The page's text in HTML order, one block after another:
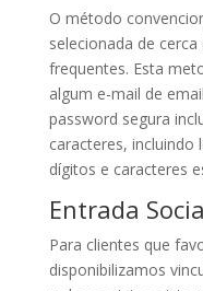
O método
selecionada de
frequentes. Esta
algum e-mail de
password segura
caracteres, incluindo
dígitos e caracteres
Entrada
Para clientes que
disponibilizamos